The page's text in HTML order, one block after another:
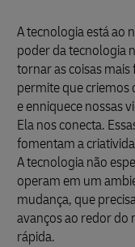
A tecnologia está ao
poder da tecnologia
tornar as coisas
permite que criemos
e enniquece nossas
Ela nos conecta.
fomentam a
A tecnologia não
operam em um
mudança, que
avanços ao redor do
rápida.